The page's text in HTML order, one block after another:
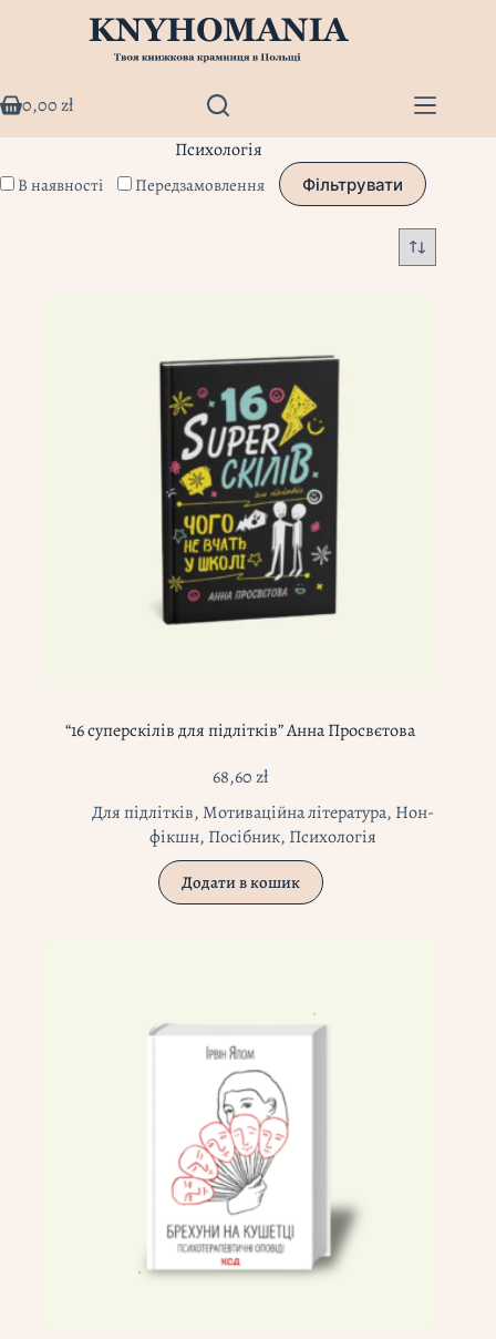
Кошик
0,00zł
Психологія
В наявності Передзамовлення Фільтрувати
“16 суперскілів для підлітків” Анна Просвєтова
68,60zł
Для підлітків,Мотиваційна література, Нон-
фікшн, Посібник, Психологія
Додати в кошик